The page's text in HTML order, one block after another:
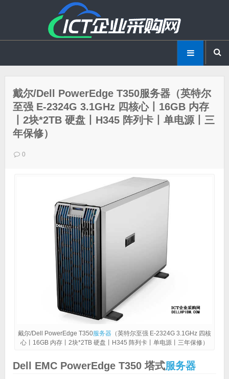
戴尔/Dell PowerEdge T350服务器（英特尔
至强 E-2324G 3.1GHz 四核心丨16GB 内存
丨2块*2TB 硬盘丨H345 阵列卡丨单电源丨三
年保修）
0
戴尔/Dell PowerEdge T350服务器（英特尔至强 E-2324G 3.1GHz 四核
心丨16GB 内存丨2块*2TB 硬盘丨H345 阵列卡丨单电源丨三年保修）
Dell EMC PowerEdge T350 塔式服务器